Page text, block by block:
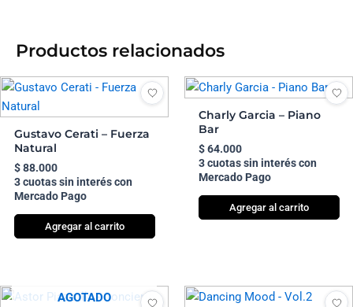
Productos relacionados
Gustavo Cerati – Fuerza
Natural
$88.000
3 cuotas sin interés con
Mercado Pago
Agregar al carrito
Charly Garcia – Piano
Bar
$64.000
3 cuotas sin interés con
Mercado Pago
Agregar al carrito
AGOTADO